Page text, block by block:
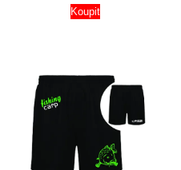
Koupit